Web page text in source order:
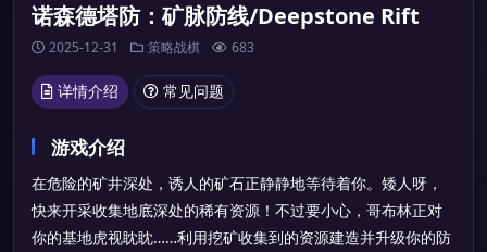
诺森德塔防：矿脉防线/Deepstone Rift
2025-12-31 策略战棋 683
详情介绍 常见问题
游戏介绍
在危险的矿井深处，诱人的矿石正静静地等待着你。矮人呀，
快来开采收集地底深处的稀有资源！不过要小心，哥布林正对
你的基地虎视眈眈……利用挖矿收集到的资源建造并升级你的防